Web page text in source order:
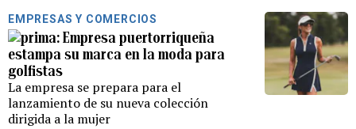
EMPRESAS Y COMERCIOS
Empresa puertorriqueña
estampa su marca en la moda para
golfistas
La empresa se prepara para el
lanzamiento de su nueva colección
dirigida a la mujer